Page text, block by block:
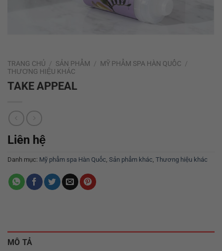
TRANG CHỦ / SẢN PHẨM / MỸ PHẨM SPA HÀN QUỐC /
THƯƠNG HIỆU KHÁC
TAKE APPEAL
Liên hệ
Danh mục: Mỹ phẩm spa Hàn Quốc, Sản phẩm khác, Thương hiệu khác
MÔ TẢ